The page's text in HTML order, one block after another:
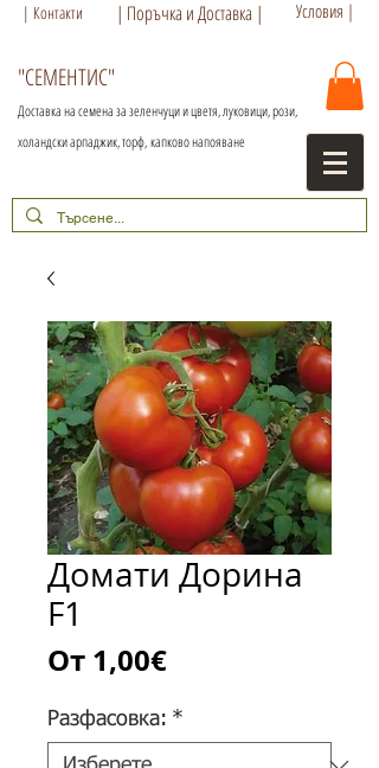
| Контакти | Поръчка и Доставка | Условия |
"СЕМЕНТИС"
Доставка на семена за зеленчуци и цветя, луковици, рози,
холандски арпаджик, торф,капково напояване
Домати Дорина
F1
От 1,00€Продажна
Разфасовка: *